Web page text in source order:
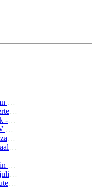
Theo Francken kan beter de eer aan zichzelf houden en opstappen-Update 1
Balgerhoekebrug in aanleg : Wielerterroristen trotseren werfafsluiting
Zorginspectie faalt in haar kerntaak - Update 1
Maldegem : Overleven in de GAW Residentie Alex
EIYOU FINANCE verliest rechtszaak tegen The Bottom Line
Sint-Niklaas : Parket verzegelt lokaal waaruit kind naar buiten viel
Belgische Defensie helpt Franrijk in de strijd tegen de bosbranden
Ondernemingsrechtbank Gent 10 juli 2026 : Kortgeding Mediageuzen t/ The Bottom Line / Tom De Wilde
Parajunioren voeren eerste parachutesprong uit te Schaffen